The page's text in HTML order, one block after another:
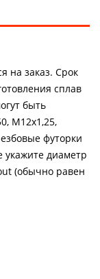
на заказ. Срок
сплав
быть
М12х1,25,
футорки
укажите диаметр
(обычно равен